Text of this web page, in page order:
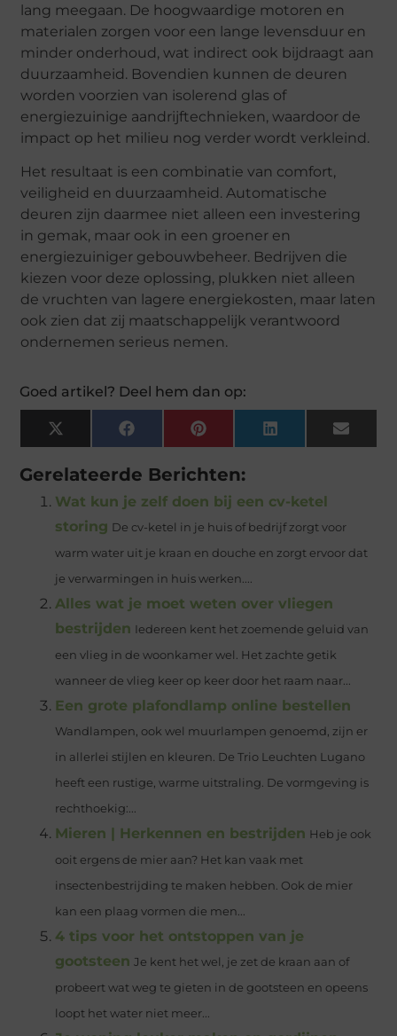
lang meegaan. De hoogwaardige motoren en
materialen zorgen voor een lange levensduur en
minder onderhoud, wat indirect ook bijdraagt aan
duurzaamheid. Bovendien kunnen de deuren
worden voorzien van isolerend glas of
energiezuinige aandrijftechnieken, waardoor de
impact op het milieu nog verder wordt verkleind.
Het resultaat is een combinatie van comfort,
veiligheid en duurzaamheid. Automatische
deuren zijn daarmee niet alleen een investering
in gemak, maar ook in een groener en
energiezuiniger gebouwbeheer. Bedrijven die
kiezen voor deze oplossing, plukken niet alleen
de vruchten van lagere energiekosten, maar laten
ook zien dat zij maatschappelijk verantwoord
ondernemen serieus nemen.
Goed artikel? Deel hem dan op:
X
(Twitter)
FacebookPinterestLinkedIn Email
Gerelateerde Berichten:
Wat kun je zelf doen bij een cv-ketel
storing De cv-ketel in je huis of bedrijf zorgt voor
warm water uit je kraan en douche en zorgt ervoor dat
je verwarmingen in huis werken....
Alles wat je moet weten over vliegen
bestrijden Iedereen kent het zoemende geluid van
een vlieg in de woonkamer wel. Het zachte getik
wanneer de vlieg keer op keer door het raam naar...
Een grote plafondlamp online bestellen
Wandlampen, ook wel muurlampen genoemd, zijn er
in allerlei stijlen en kleuren. De Trio Leuchten Lugano
heeft een rustige, warme uitstraling. De vormgeving is
rechthoekig:...
Mieren | Herkennen en bestrijden Heb je ook
ooit ergens de mier aan? Het kan vaak met
insectenbestrijding te maken hebben. Ook de mier
kan een plaag vormen die men...
4 tips voor het ontstoppen van je
gootsteen Je kent het wel, je zet de kraan aan of
probeert wat weg te gieten in de gootsteen en opeens
loopt het water niet meer...